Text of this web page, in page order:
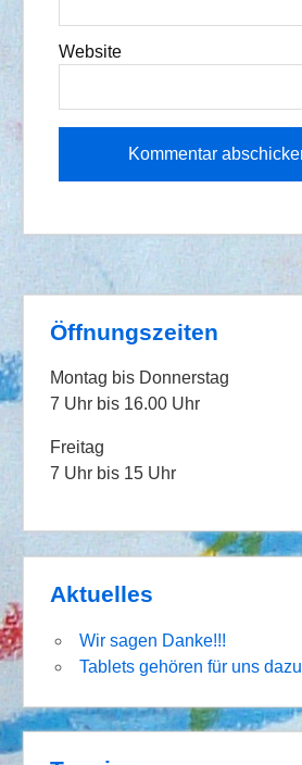
Website
Öffnungszeiten
Montag bis Donnerstag
7 Uhr bis 16.00 Uhr
Freitag
7 Uhr bis 15 Uhr
Aktuelles
Wir sagen Danke!!!
Tablets gehören für uns dazu